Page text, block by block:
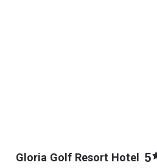
Gloria Golf Resort Hotel 5